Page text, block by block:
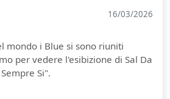
16/03/2026
mondo i Blue si sono riuniti
per vedere l'esibizione di Sal Da
Si".